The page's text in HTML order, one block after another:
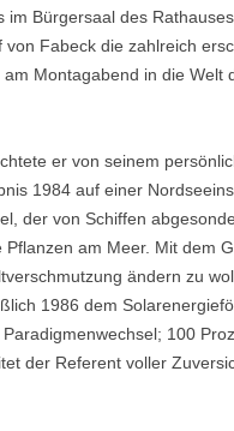
im Bürgersaal des
von Fabeck die zahlreich
am Montagabend in die Welt
er von seinem
1984 auf einer
der von Schiffen
Pflanzen am Meer. Mit dem
ändern zu
1986 dem
100
der Referent voller